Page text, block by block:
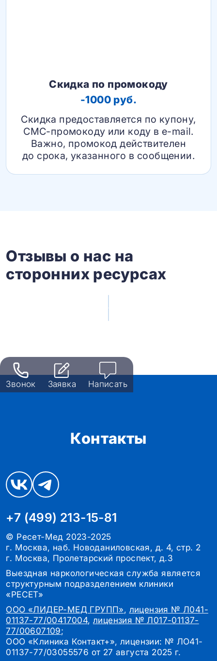
Скидка по промокоду
-1000 руб.
Скидка предоставляется по купону,
СМС-промокоду или коду в e-mail.
Важно, промокод действителен
до срока, указанного в сообщении.
Отзывы о нас на
сторонних ресурсах
Звонок Заявка Написать
Контакты
+7 (499) 213-15-81
© Ресет-Мед 2023-2025
г. Москва, наб. Новоданиловская, д. 4, стр. 2
г. Москва, Пролетарский проспект, д.3
Выездная наркологическая служба является
структурным подразделением клиники
«РЕСЕТ»
ООО «ЛИДЕР-МЕД ГРУПП», лицензия № Л041-
01137-77/00417004, лицензия № Л017-01137-
77/00607109;
ООО «Клиника Контакт+», лицензии: № ЛО41-
01137-77/03055576 от 27 августа 2025 г.